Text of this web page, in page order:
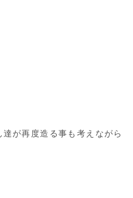
が再度造る事も考えながら